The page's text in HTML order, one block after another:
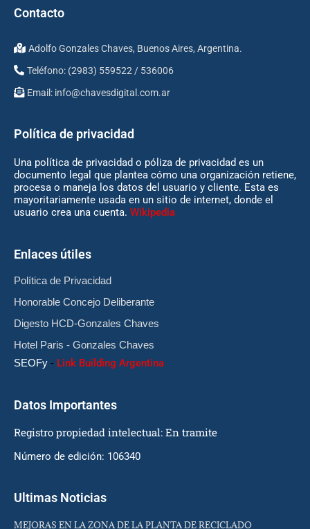
Contacto
Adolfo Gonzales Chaves, Buenos Aires, Argentina.
Teléfono: (2983) 559522 / 536006
Email: info@chavesdigital.com.ar
Política de privacidad
Una política de privacidad o póliza de privacidad es un
documento legal que plantea cómo una organización retiene,
procesa o maneja los datos del usuario y cliente. Esta es
mayoritariamente usada en un sitio de internet, donde el
usuario crea una cuenta. Wikipedia
Enlaces útiles
Política de Privacidad
Honorable Concejo Deliberante
Digesto HCD-Gonzales Chaves
Hotel Paris - Gonzales Chaves
SEOFy - Link Building Argentina
Datos Importantes
Registro propiedad intelectual: En tramite
Número de edición: 106340
Ultimas Noticias
MEJORAS EN LA ZONA DE LA PLANTA DE RECICLADO